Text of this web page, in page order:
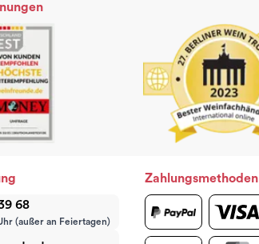
68
(außer an Feiertagen)
Zahlungsmethoden